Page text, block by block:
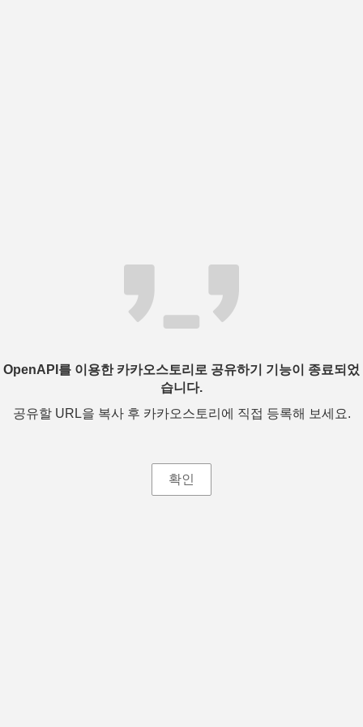
OpenAPI를 이용한 카카오스토리로 공유하기 기능이 종료되었
습니다.
공유할 URL을 복사 후 카카오스토리에 직접 등록해 보세요.
확인